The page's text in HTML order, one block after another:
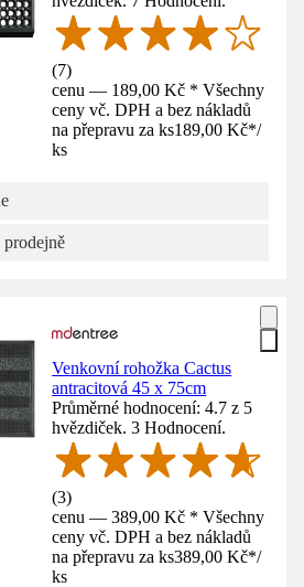
(7)
cenu — 189,00 Kč * Všechny
ceny vč. DPH a bez nákladů
na přepravu za ks189,00 Kč*/
ks
Venkovní rohožka Cactus
antracitová 45 x 75cm
Průměrné hodnocení: 4.7 z 5
hvězdiček. 3 Hodnocení.
(3)
cenu — 389,00 Kč * Všechny
ceny vč. DPH a bez nákladů
na přepravu za ks389,00 Kč*/
ks